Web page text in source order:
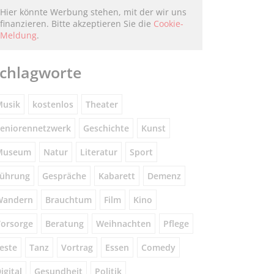
Hier könnte Werbung stehen, mit der wir uns
finanzieren. Bitte akzeptieren Sie die Cookie-
Meldung.
kostenlos Theater
Geschichte Kunst
Natur Literatur Sport
Gespräche Kabarett Demenz
Brauchtum Film Kino
Beratung Weihnachten Pflege
Tanz Vortrag Essen Comedy
Gesundheit Politik